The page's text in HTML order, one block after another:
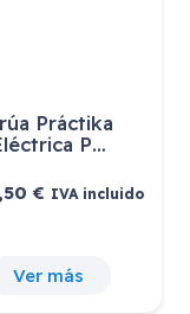
Eléctrica
Ver más